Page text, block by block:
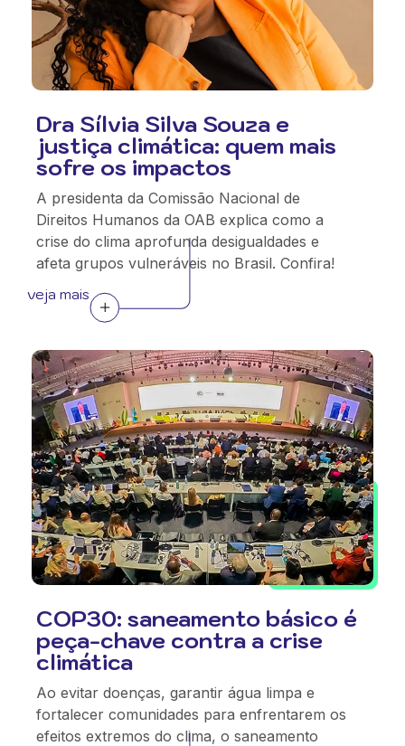
Dra Sílvia Silva Souza e
justiça climática: quem mais
sofre os impactos
A presidenta da Comissão Nacional de
Direitos Humanos da OAB explica como a
crise do clima aprofunda desigualdades e
afeta grupos vulneráveis no Brasil. Confira!
veja mais
COP30: saneamento básico é
peça-chave contra a crise
climática
Ao evitar doenças, garantir água limpa e
fortalecer comunidades para enfrentarem os
efeitos extremos do clima, o saneamento